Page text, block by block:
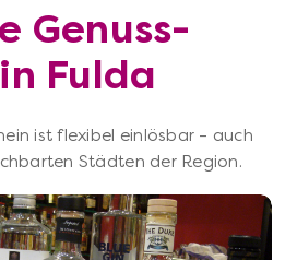
Genuss-
Fulda
ist flexibel einlösbar – auch
Städten der Region.